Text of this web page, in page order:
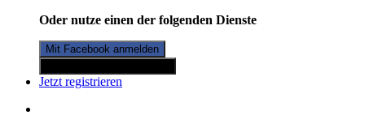
Oder nutze einen der folgenden Dienste
Mit Facebook anmelden
Jetzt registrieren